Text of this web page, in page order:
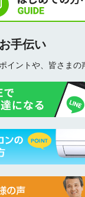
手伝い
イントや、皆さまの